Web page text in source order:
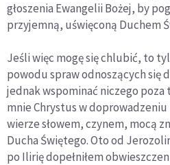
głoszenia Ewangelii Bożej, by
przyjemną, uświęconą Duchem
Jeśli więc mogę się chlubić, to
powodu spraw odnoszących się
jednak wspominać niczego poza
mnie Chrystus w doprowadzeniu
wierze słowem, czynem, mocą
Ducha Świętego. Oto od
po Ilirię dopełniłem